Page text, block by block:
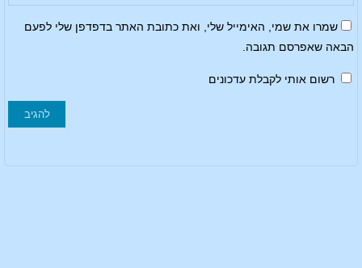
שמרו את שמי, האימייל שלי, ואת כתובת האתר בדפדפן שלי לפעם
הבאה שאפרסם תגובה.
רשום אותי לקבלת עדכונים